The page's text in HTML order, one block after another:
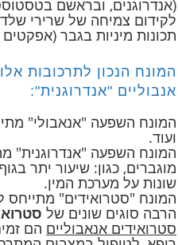
(אנדרוגנים, ובראשם
לקידום צמיחה של שרירי
תכונות מיניות בגבר (אפקטים
המונח הנכון לתרכובות
אנבוליים "אנדרוגנית":
המונח השפעה "אנאבולי"
ועוד.
המונח השפעה "אנדרוגנית"
מוגברים, כגון: שיעור יתר
שונות על מערכת המין.
המונח "סטרואידים" מתייחס
הרבה סוגים שונים של
סטרואידים אנאבוליים הם